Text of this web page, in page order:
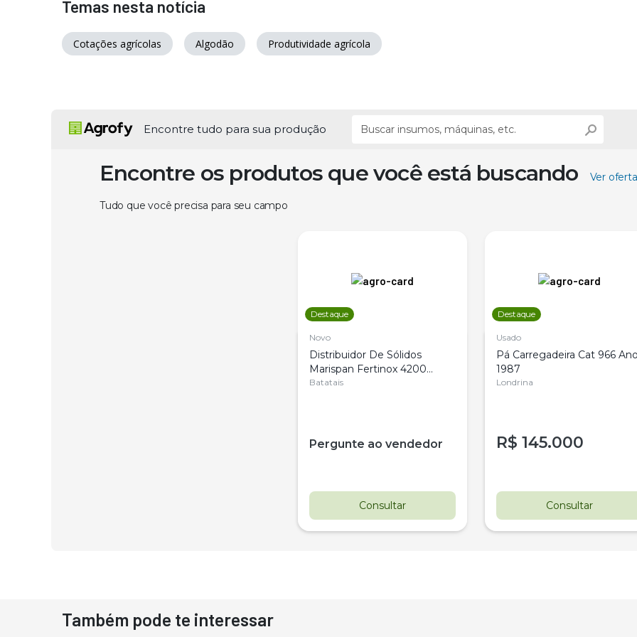
Temas nesta notícia
Cotações agrícolas Algodão Produtividade agrícola
Encontre tudo para sua produção
Encontre os produtos que você está buscando Ver
Tudo que você precisa para seu campo
Destaque
Novo
Distribuidor De Sólidos
Marispan Fertinox 4200
Citrus
Batatais
Pergunte ao vendedor
Consultar
Destaque
Usado
Pá Carregadeira Cat 966
1987
Londrina
R$ 145.000
Consultar
Também pode te interessar